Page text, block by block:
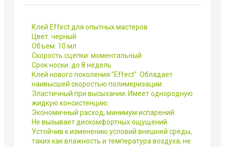
Клей Effect для опытных мастеров
Цвет: черный
Объем: 10 мл
Скорость сцепки: моментальный
Срок носки: до 8 недель
Клей нового поколения "Effect". Обладает
наивысшей скоростью полимеризации.
Эластичный при высыхании. Имеет однородную
жидкую консистенцию.
Экономичный расход, минимум испарений.
Не вызывает дискомфортных ощущений.
Устойчив к изменению условий внешней среды,
таких как влажность и температура воздуха, не